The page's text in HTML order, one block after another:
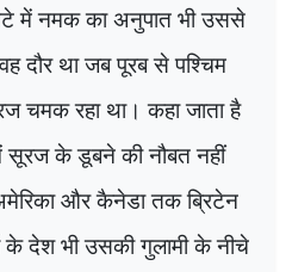
में नमक का अनुपात भी उससे
दौर था जब पूरब से पश्चिम
चमक रहा था। कहा जाता है
सूरज के डूबने की नौबत नहीं
और कैनेडा तक ब्रिटेन
के देश भी उसकी गुलामी के नीचे